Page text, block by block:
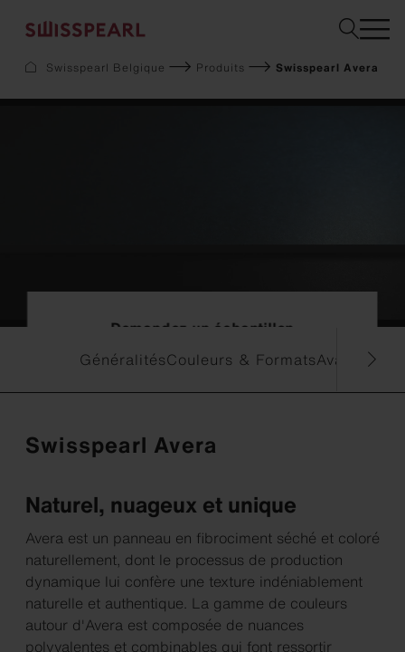
Entreprise
Sustainability
Façade
Swisspearl Belgique Produits Swisspearl Avera
Demandez un échantillon
GénéralitésCouleurs & FormatsAvantages
Swisspearl Avera
Naturel, nuageux et unique
Avera est un panneau en fibrociment séché et coloré
naturellement, dont le processus de production
dynamique lui confère une texture indéniablement
naturelle et authentique. La gamme de couleurs
autour d'Avera est composée de nuances
polyvalentes et combinables qui font ressortir